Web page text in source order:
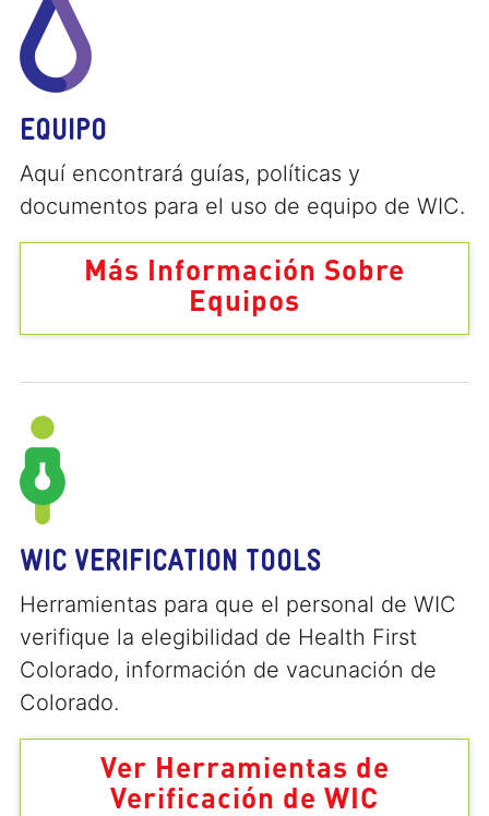
EQUIPO
Aquí encontrará guías, políticas y
documentos para el uso de equipo de WIC.
Más Información Sobre
Equipos
WIC VERIFICATION TOOLS
Herramientas para que el personal de WIC
verifique la elegibilidad de Health First
Colorado, información de vacunación de
Colorado.
Ver Herramientas de
Verificación de WIC